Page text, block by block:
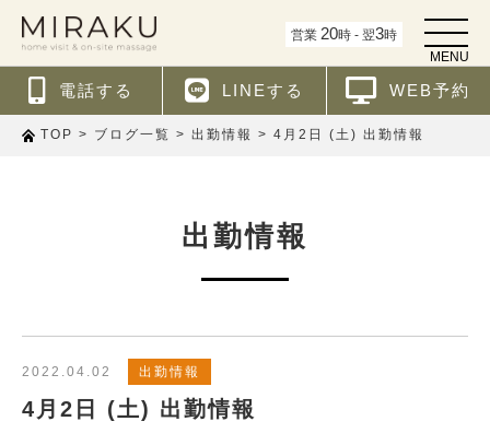
営業 20時 - 翌3時
t
o
g
l
MENU
電話する LINEする WEB予約
TOP > ブログ一覧 > 出勤情報 > 4月2日 (土) 出勤情報
出勤情報
2022.04.02 出勤情報
4月2日 (土) 出勤情報